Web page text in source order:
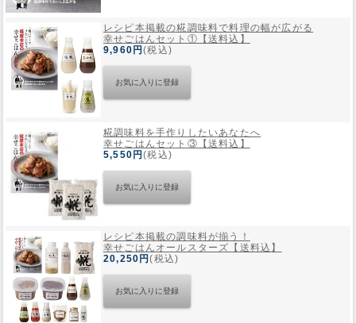
レシピ本掲載の糀調味料で料理の幅が広がる
幸せごはんセット①【送料込】
9,960円(税込)
糀調味料を手作りしたいあなたへ
幸せごはんセット③【送料込】
5,550円(税込)
レシピ本掲載の調味料が揃う！
幸せごはんオールスターズ【送料込】
20,250円(税込)